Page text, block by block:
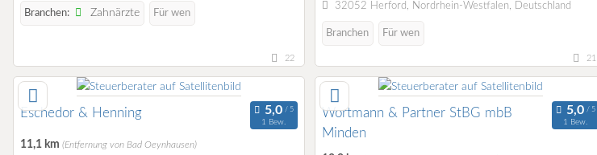
Branchen: Zahnärzte Für wen
22
32052 Herford, Nordrhein-Westfalen, Deutschland
Branchen Für wen
21
Eschedor & Henning
1 Bew.
11,1 km (Entfernung von Bad Oeynhausen)
Wortmann & Partner StBG mbB
Minden
1 Bew.